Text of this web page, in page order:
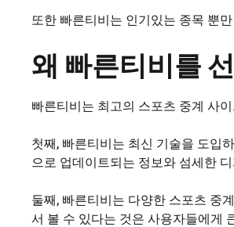
또한 빠른티비는 인기있는 종목 뿐
왜 빠른티비를
빠른티비는 최고의 스포츠 중계 사
첫째, 빠른티비는 최신 기술을 도입
으로 업데이트되는 정보와 섬세한
둘째, 빠른티비는 다양한 스포츠 중
서 볼 수 있다는 것은 사용자들에게